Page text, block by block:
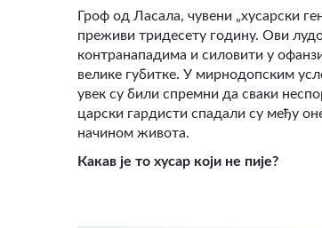
Гроф од Ласала, чувени „хусарски
преживи тридесету годину. Ови
контранападима и силовити у
велике губитке. У мирнодопским
увек су били спремни да сваки
царски гардисти спадали су међу
начином живота.
Какав је то хусар који не пије?